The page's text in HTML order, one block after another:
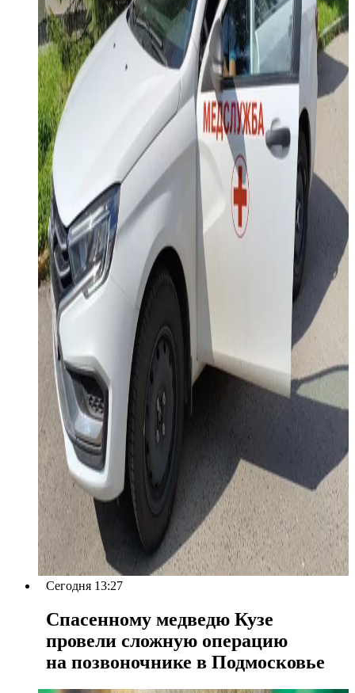
Сегодня 13:27
Спасенному медведю Кузе
провели сложную операцию
на позвоночнике в Подмосковье